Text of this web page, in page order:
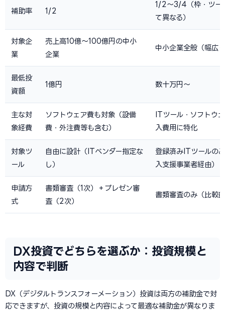
補助率 1/2
1/2〜3/4（枠・ツー
て異なる）
対象企
業
売上高10億〜100億円の中小
企業
中小企業全般（幅広
最低投
資額
1億円 数十万円〜
主な対
象経費
ソフトウェア費も対象（設備
費・外注費等も含む）
ITツール・ソフトウ
入費用に特化
対象ツ
ール
自由に設計（ITベンダー指定な
し）
登録済みITツールの
入支援事業者経由）
申請方
式
書類審査（1次）＋プレゼン審
査（2次）
書類審査のみ（比較
DX投資でどちらを選ぶか：投資規模と
内容で判断
DX（デジタルトランスフォーメーション）投資は両方の補助金で対
応できますが、投資の規模と内容によって最適な補助金が異なりま